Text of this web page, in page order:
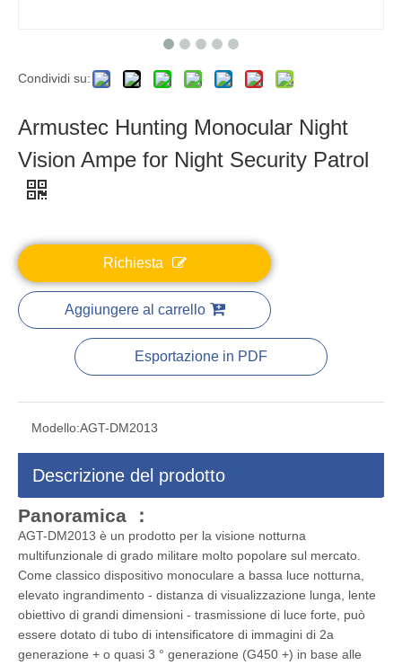
Condividi su:
Armustec Hunting Monocular Night
Vision Ampe for Night Security Patrol
Richiesta
Aggiungere al carrello
Esportazione in PDF
Modello:AGT-DM2013
Descrizione del prodotto
Panoramica ：
AGT-DM2013 è un prodotto per la visione notturna
multifunzionale di grado militare molto popolare sul mercato.
Come classico dispositivo monoculare a bassa luce notturna,
elevato ingrandimento - distanza di visualizzazione lunga, lente
obiettivo di grandi dimensioni - trasmissione di luce forte, può
essere dotato di tubo di intensificatore di immagini di 2a
generazione + o quasi 3 ° generazione (G450 +) in base alle